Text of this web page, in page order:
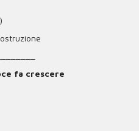
fa crescere